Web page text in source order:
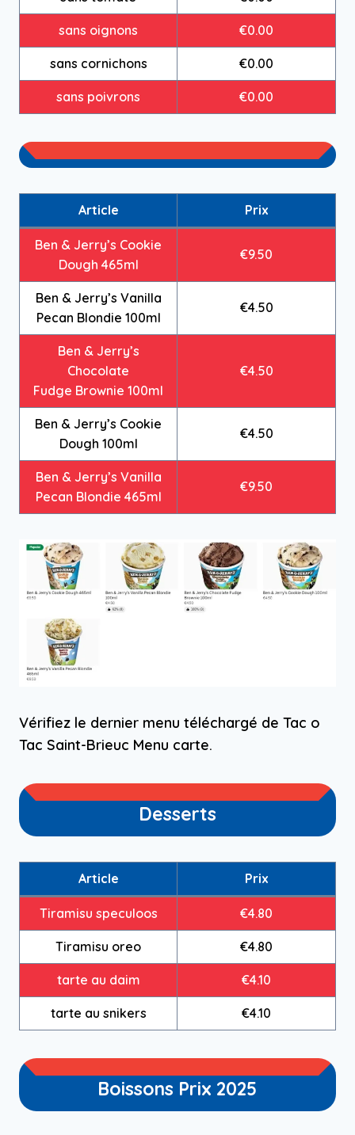
sans oignons €0.00
sans cornichons €0.00
sans poivrons €0.00
Article Prix
Ben & Jerry’s Cookie
Dough 465ml
€9.50
Ben & Jerry’s Vanilla
Pecan Blondie 100ml
€4.50
Ben & Jerry’s
Chocolate
Fudge Brownie 100ml
€4.50
Ben & Jerry’s Cookie
Dough 100ml
€4.50
Ben & Jerry’s Vanilla
Pecan Blondie 465ml
€9.50
Vérifiez le dernier menu téléchargé de Tac o
Tac Saint-Brieuc Menu carte.
Desserts
Article Prix
Tiramisu speculoos €4.80
Tiramisu oreo €4.80
tarte au daim €4.10
tarte au snikers €4.10
Boissons Prix 2025